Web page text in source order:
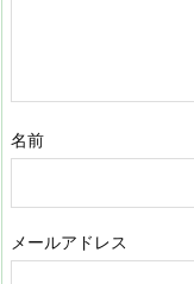
名前
メールアドレス